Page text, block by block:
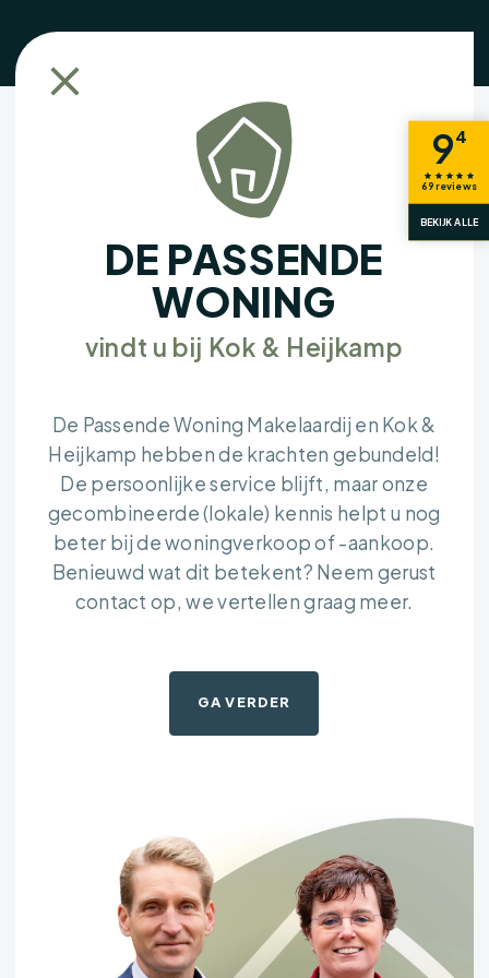
94
69reviews
BEKIJK ALLE
DE PASSENDE
WONING
vindt u bij Kok & Heijkamp
De Passende Woning Makelaardij en Kok &
Heijkamp hebben de krachten gebundeld!
De persoonlijke service blijft, maar onze
gecombineerde (lokale) kennis helpt u nog
beter bij de woningverkoop of -aankoop.
Benieuwd wat dit betekent? Neem gerust
contact op, we vertellen graag meer.
GA VERDER